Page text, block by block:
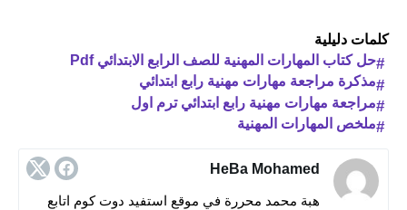
كلمات دليلية
حل كتاب المهارات المهنية للصف الرابع الابتدائي Pdf
مذكرة مراجعة مهارات مهنية رابع ابتدائي
مراجعة مهارات مهنية رابع ابتدائي ترم اول
ملخص المهارات المهنية
HeBa Mohamed
هبة محمد محررة في موقع استفيد دوت كوم اتابع